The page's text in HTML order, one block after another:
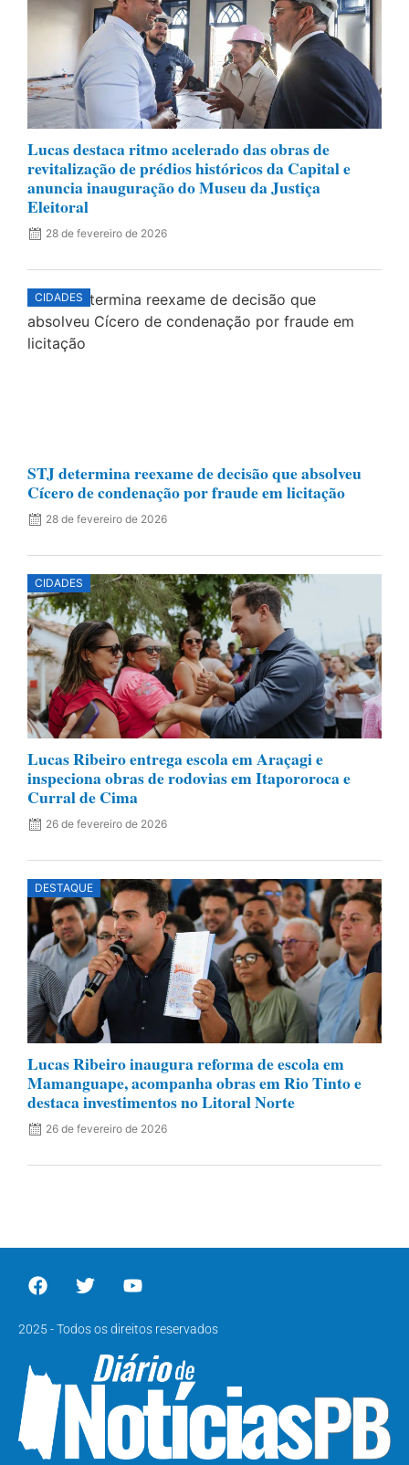
Lucas destaca ritmo acelerado das obras de
revitalização de prédios históricos da Capital e
anuncia inauguração do Museu da Justiça
Eleitoral
28 de fevereiro de 2026
CIDADES
STJ determina reexame de decisão que absolveu
Cícero de condenação por fraude em licitação
28 de fevereiro de 2026
CIDADES
Lucas Ribeiro entrega escola em Araçagi e
inspeciona obras de rodovias em Itapororoca e
Curral de Cima
26 de fevereiro de 2026
DESTAQUE
Lucas Ribeiro inaugura reforma de escola em
Mamanguape, acompanha obras em Rio Tinto e
destaca investimentos no Litoral Norte
26 de fevereiro de 2026
2025 - Todos os direitos reservados